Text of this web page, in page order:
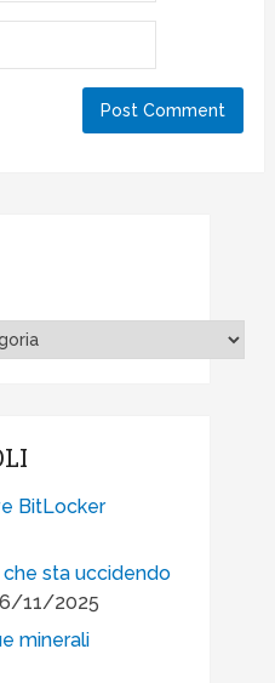
BitLocker
che sta uccidendo
11/2025
minerali